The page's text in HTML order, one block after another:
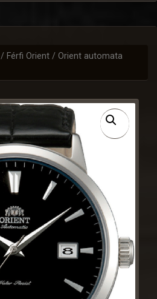
/ Férfi Orient / Orient automata